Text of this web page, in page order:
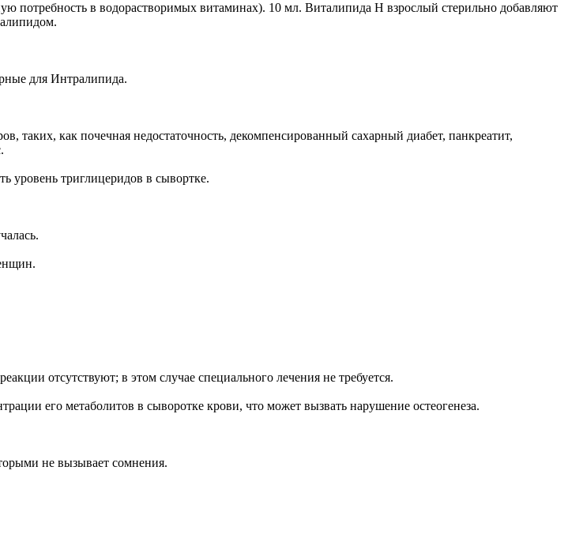
потребность в водорастворимых витаминах). 10 мл. Виталипида Н взрослый стерильно добавляют
для Интралипида.
как почечная недостаточность, декомпенсированный сахарный диабет, панкреатит,
уровень триглицеридов в сывортке.
отсутствуют; в этом случае специального лечения не требуется.
его метаболитов в сыворотке крови, что может вызвать нарушение остеогенеза.
не вызывает сомнения.